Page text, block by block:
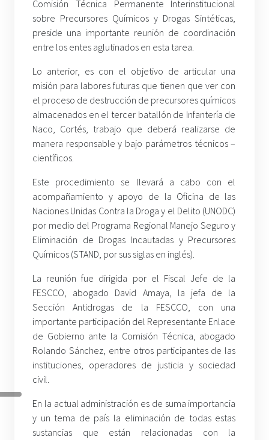
Comisión Técnica Permanente Interinstitucional
sobre Precursores Químicos y Drogas Sintéticas,
preside una importante reunión de coordinación
entre los entes aglutinados en esta tarea.
Lo anterior, es con el objetivo de articular una
misión para labores futuras que tienen que ver con
el proceso de destrucción de precursores químicos
almacenados en el tercer batallón de Infantería de
Naco, Cortés, trabajo que deberá realizarse de
manera responsable y bajo parámetros técnicos –
científicos.
Este procedimiento se llevará a cabo con el
acompañamiento y apoyo de la Oficina de las
Naciones Unidas Contra la Droga y el Delito (UNODC)
por medio del Programa Regional Manejo Seguro y
Eliminación de Drogas Incautadas y Precursores
Químicos (STAND, por sus siglas en inglés).
La reunión fue dirigida por el Fiscal Jefe de la
FESCCO, abogado David Amaya, la jefa de la
Sección Antidrogas de la FESCCO, con una
importante participación del Representante Enlace
de Gobierno ante la Comisión Técnica, abogado
Rolando Sánchez, entre otros participantes de las
instituciones, operadores de justicia y sociedad
civil.
En la actual administración es de suma importancia
y un tema de país la eliminación de todas estas
sustancias que están relacionadas con la